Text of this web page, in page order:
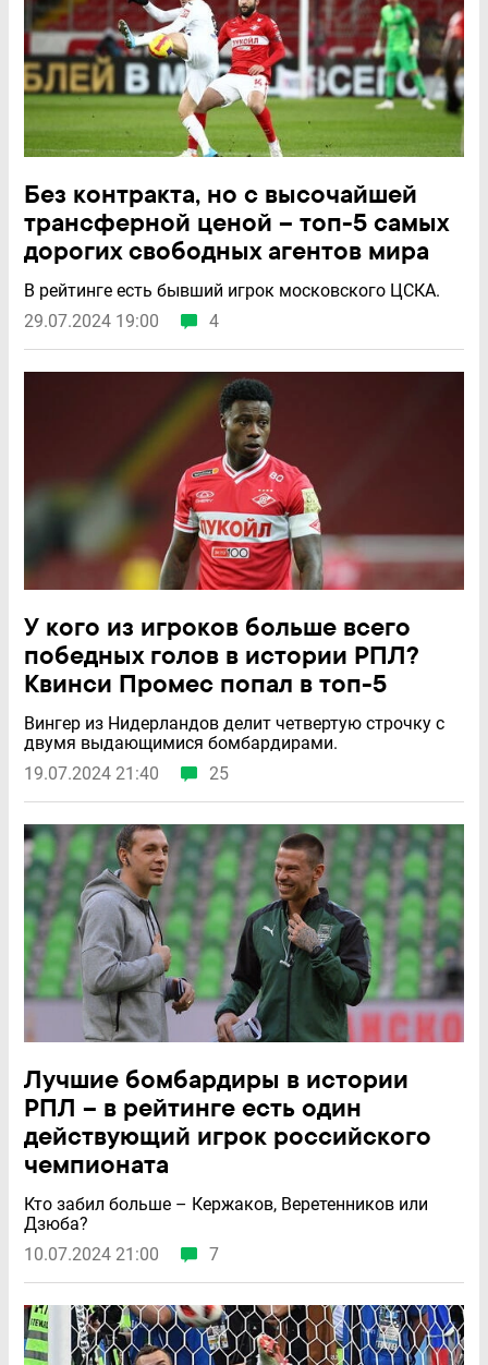
Без контракта, но с высочайшей
трансферной ценой – топ-5 самых
дорогих свободных агентов мира
В рейтинге есть бывший игрок московского ЦСКА.
29.07.2024 19:00
4
У кого из игроков больше всего
победных голов в истории РПЛ?
Квинси Промес попал в топ-5
Вингер из Нидерландов делит четвертую строчку с
двумя выдающимися бомбардирами.
19.07.2024 21:40
25
Лучшие бомбардиры в истории
РПЛ – в рейтинге есть один
действующий игрок российского
чемпионата
Кто забил больше – Кержаков, Веретенников или
Дзюба?
10.07.2024 21:00
7